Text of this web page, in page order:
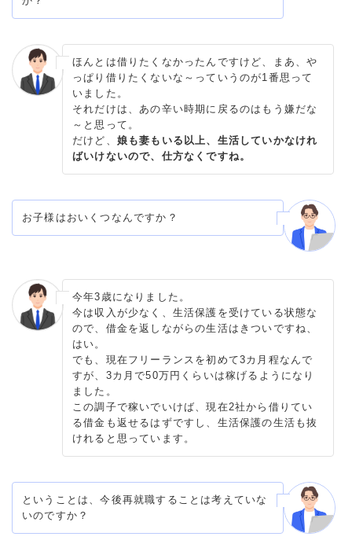
ほんとは借りたくなかったんですけど、まあ、や
っぱり借りたくないな～っていうのが1番思って
いました。
それだけは、あの辛い時期に戻るのはもう嫌だな
～と思って。
だけど、 娘も妻もいる以上、生活していかなけれ
ばいけないので、仕方なくですね。
お子様はおいくつなんですか？
今年3歳になりました。
今は収入が少なく、生活保護を受けている状態な
ので、借金を返しながらの生活はきついですね、
はい。
でも、現在フリーランスを初めて3カ月程なんで
すが、3カ月で50万円くらいは稼げるようになり
ました。
この調子で稼いでいけば、現在2社から借りてい
る借金も返せるはずですし、生活保護の生活も抜
けれると思っています。
ということは、今後再就職することは考えていな
いのですか？